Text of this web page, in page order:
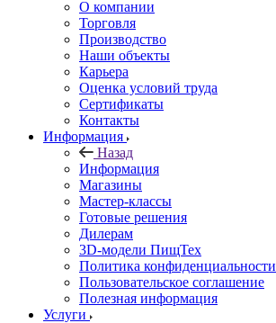
О компании
Торговля
Производство
Наши объекты
Карьера
Оценка условий труда
Сертификаты
Контакты
Информация
Назад
Информация
Магазины
Мастер-классы
Готовые решения
Дилерам
3D-модели ПищТех
Политика конфиденциальности
Пользовательское соглашение
Полезная информация
Услуги